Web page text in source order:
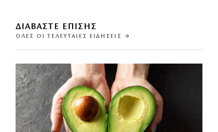
ΔΙΑΒΑΣΤΕ ΕΠΙΣΗΣ
ΌΛΕΣ ΟΙ ΤΕΛΕΥΤΑΊΕΣ ΕΙΔΉΣΕΙΣ →